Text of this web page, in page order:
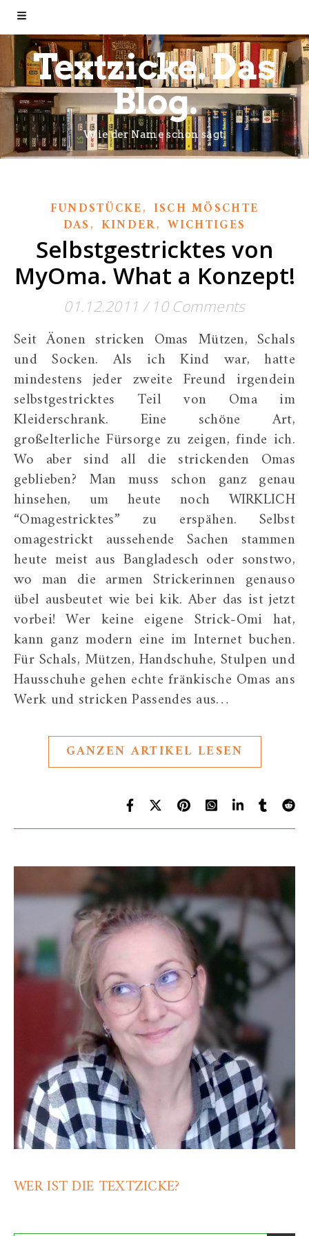
Textzicke. Das
Blog.
Wie der Name schon sagt.
FUNDSTÜCKE, ISCH MÖSCHTE
DAS, KINDER, WICHTIGES
Selbstgestricktes von
MyOma. What a Konzept!
01.12.2011 / 10 Comments
Seit Äonen stricken Omas Mützen, Schals
und Socken. Als ich Kind war, hatte
mindestens jeder zweite Freund irgendein
selbstgestricktes Teil von Oma im
Kleiderschrank. Eine schöne Art,
großelterliche Fürsorge zu zeigen, finde ich.
Wo aber sind all die strickenden Omas
geblieben? Man muss schon ganz genau
hinsehen, um heute noch WIRKLICH
“Omagestricktes” zu erspähen. Selbst
omagestrickt aussehende Sachen stammen
heute meist aus Bangladesch oder sonstwo,
wo man die armen Strickerinnen genauso
übel ausbeutet wie bei kik. Aber das ist jetzt
vorbei! Wer keine eigene Strick-Omi hat,
kann ganz modern eine im Internet buchen.
Für Schals, Mützen, Handschuhe, Stulpen und
Hausschuhe gehen echte fränkische Omas ans
Werk und stricken Passendes aus…
GANZEN ARTIKEL LESEN
WER IST DIE TEXTZICKE?